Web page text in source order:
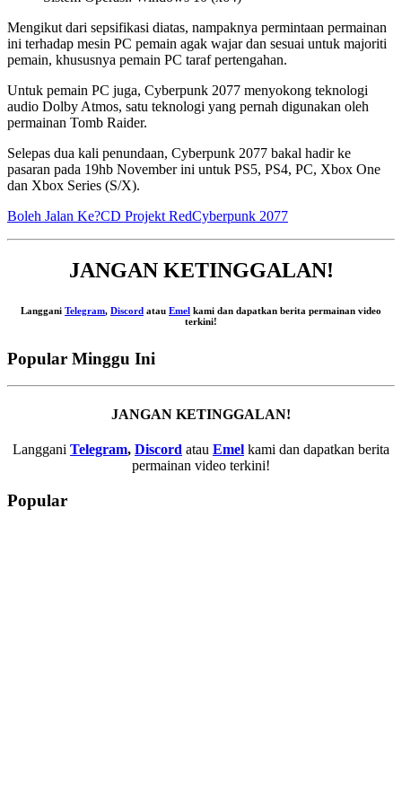
Mengikut dari sepsifikasi diatas, nampaknya permintaan permainan
ini terhadap mesin PC pemain agak wajar dan sesuai untuk majoriti
pemain, khususnya pemain PC taraf pertengahan.
Untuk pemain PC juga, Cyberpunk 2077 menyokong teknologi
audio Dolby Atmos, satu teknologi yang pernah digunakan oleh
permainan Tomb Raider.
Selepas dua kali penundaan, Cyberpunk 2077 bakal hadir ke
pasaran pada 19hb November ini untuk PS5, PS4, PC, Xbox One
dan Xbox Series (S/X).
Boleh Jalan Ke?CD Projekt RedCyberpunk 2077
JANGAN KETINGGALAN!
Langgani Telegram, Discord atau Emel kami dan dapatkan berita permainan video
terkini!
Popular Minggu Ini
JANGAN KETINGGALAN!
Langgani Telegram, Discord atau Emel kami dan dapatkan berita
permainan video terkini!
Popular